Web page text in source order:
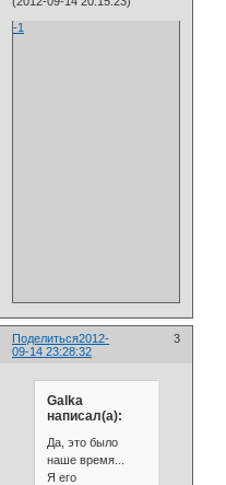
-1
Поделиться 3
2012-
09-14 23:28:32
Galka
написал(а):
Да, это было
наше время...
Я его